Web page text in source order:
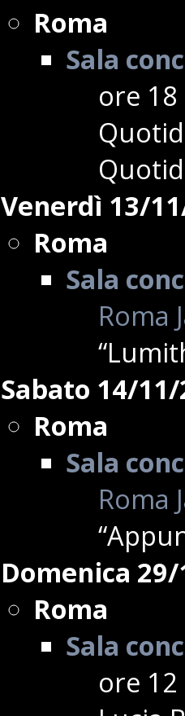
Roma
Sala
ore 18
Venerdì 13/
Roma
Sala
Roma
Sabato 14/
Roma
Sala
Roma
Domenica
Roma
Sala
ore 12